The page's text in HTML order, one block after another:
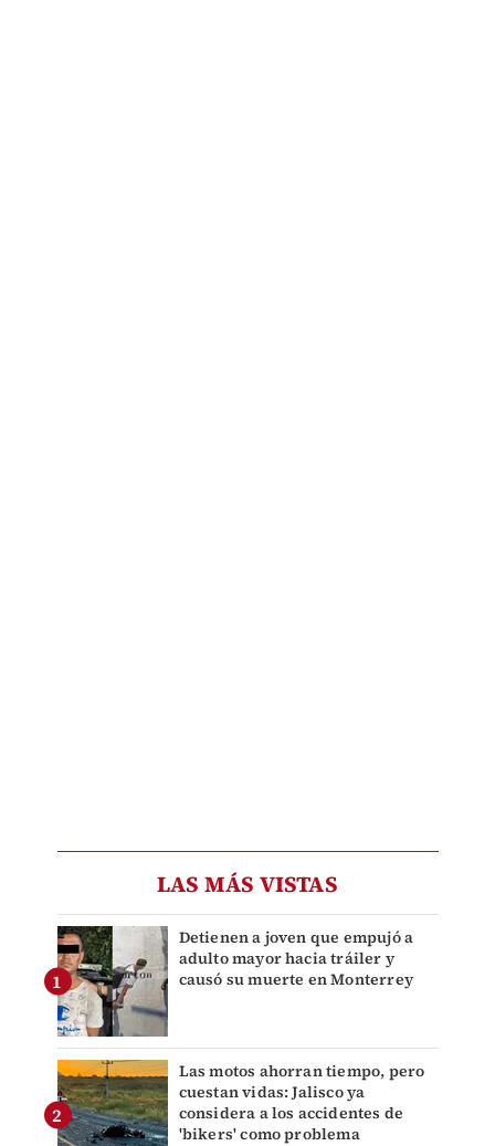
LAS MÁS VISTAS
Detienen a joven que empujó a
adulto mayor hacia tráiler y
causó su muerte en Monterrey
Las motos ahorran tiempo, pero
cuestan vidas: Jalisco ya
considera a los accidentes de
'bikers' como problema